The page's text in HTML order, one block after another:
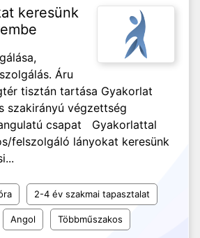
keresünk
Áru
tisztán tartása Gyakorlat
szakirányú végzettség
csapat Gyakorlattal
felszolgáló lányokat keresünk
2-4 év szakmai tapasztalat
Angol Többműszakos